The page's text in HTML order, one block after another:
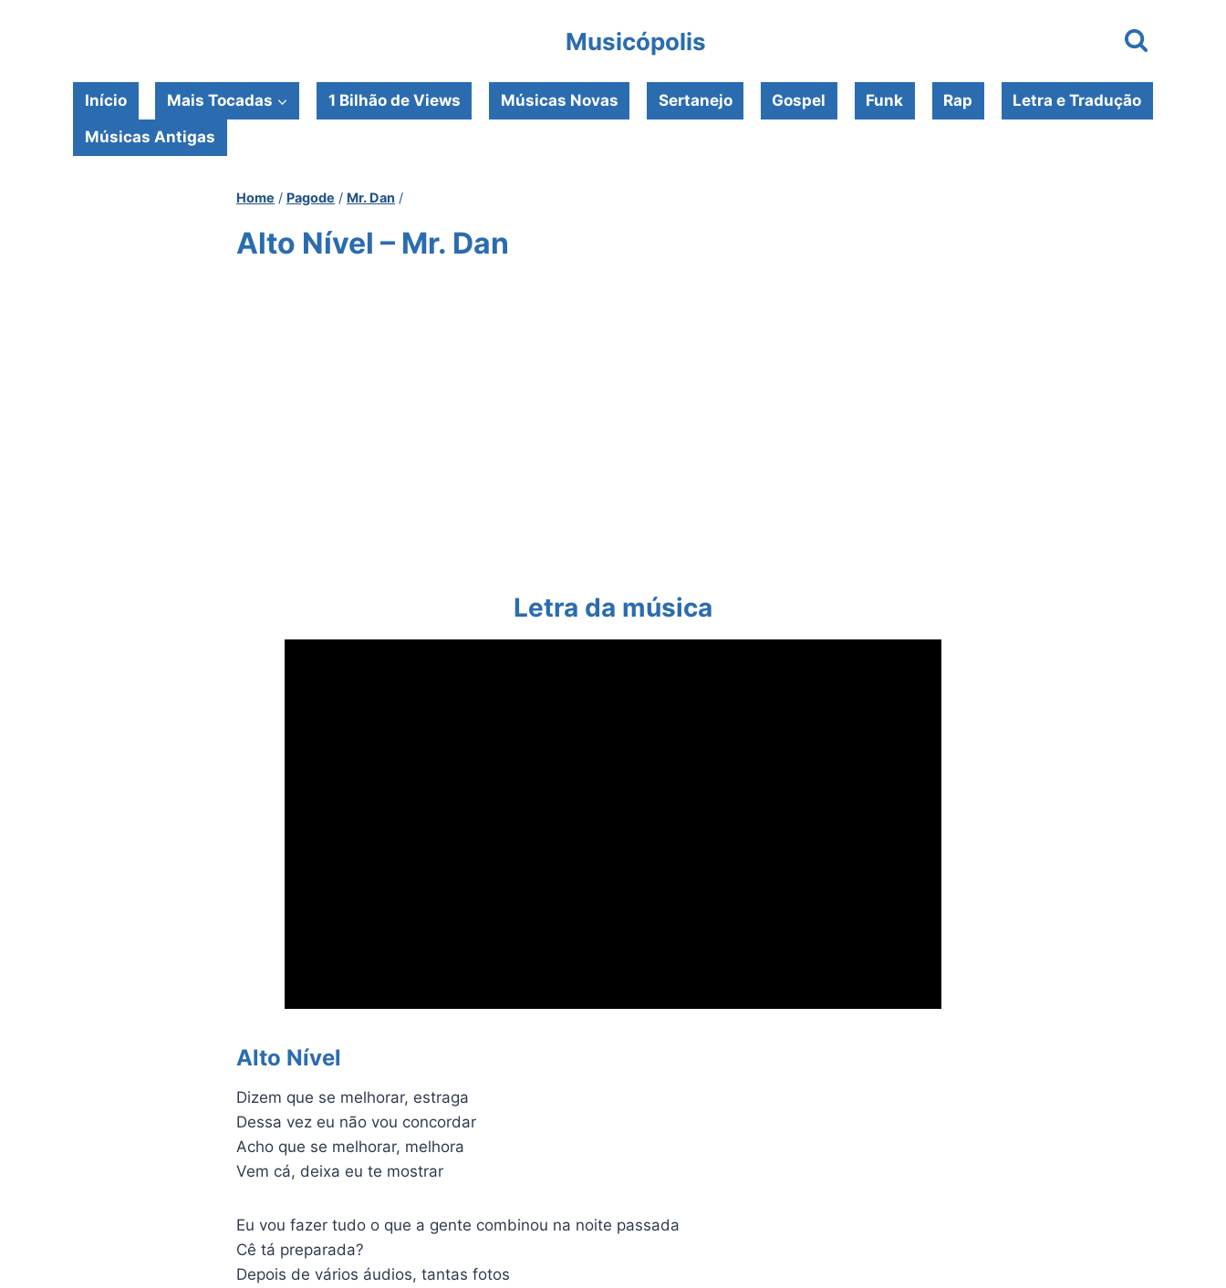
Conteúdo
Musicópolis
Início Mais Tocadas 1 Bilhão de Views Músicas Novas Sertanejo Gospel Funk Rap Letra e Tradução
Músicas Antigas
Home / Pagode / Mr. Dan /
Alto Nível – Mr. Dan
Letra da música
Alto Nível
Dizem que se melhorar, estraga
Dessa vez eu não vou concordar
Acho que se melhorar, melhora
Vem cá, deixa eu te mostrar
Eu vou fazer tudo o que a gente combinou na noite passada
Cê tá preparada?
Depois de vários áudios, tantas fotos